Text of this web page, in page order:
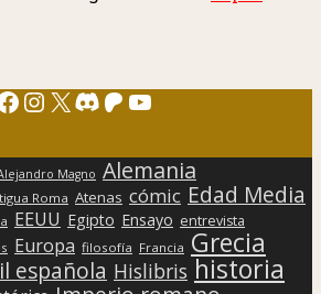
Instagram
X Discord
Patreon
YouTube
Magno Alemania
Roma Atenas cómic Edad Media
EEUU Egipto Ensayo entrevista
Europa filosofía Francia Grecia
española Hislibris historia